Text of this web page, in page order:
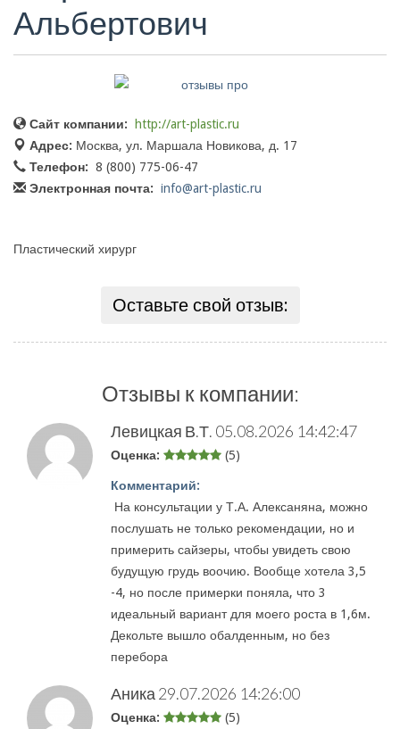
Альбертович
Сайт компании:
http://art-plastic.ru
Адрес: Москва, ул. Маршала Новикова, д. 17
Телефон: 8 (800) 775-06-47
Электронная почта: info@art-plastic.ru
Пластический хирург
Оставьте свой отзыв:
Отзывы к компании:
Левицкая В.Т. 05.08.2026 14:42:47
Оценка: (5)
Комментарий:
На консультации у Т.А. Алексаняна, можно
послушать не только рекомендации, но и
примерить сайзеры, чтобы увидеть свою
будущую грудь воочию. Вообще хотела 3,5
-4, но после примерки поняла, что 3
идеальный вариант для моего роста в 1,6м.
Декольте вышло обалденным, но без
перебора
Аника 29.07.2026 14:26:00
Оценка: (5)